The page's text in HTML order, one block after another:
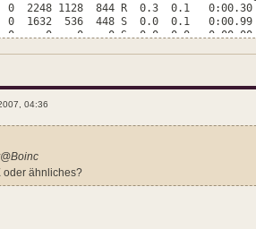
16 0 2248 1128 844 R 0.3
536 448 S 0.0 0.1
0 0 S 0.0 0.0 0:00.00
0 0 S 0.0 0.0 0:00.00
0 0 0 S 0.0 0.0
0 0 0 S 0.0 0.0
0 0 0 S 0.0 0.0
-5 0 0 0 S 0.0 0.0
0 0 0 S 0.0 0.0 0:00.00
-5 0 0 0 S 0.0 0.0
0 0 0 0 S 0.0 0.0
0 0 0 0 S 0.0 0.0
04:36
oder ähnliches?